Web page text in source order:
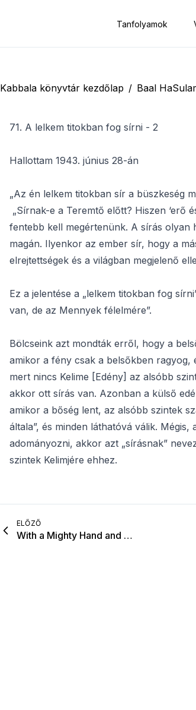
Tanfolyamok
Kabbala könyvtár kezdőlap / Baal
71. A lelkem titokban fog sírni - 2
Hallottam 1943. június 28-án
„Az én lelkem titokban sír a büszkeség
„Sírnak-e a Teremtő előtt? Hiszen ‘erő
fentebb kell megértenünk. A sírás olyan
magán. Ilyenkor az ember sír, hogy a
elrejtettségek és a világban megjelenő
Ez a jelentése a „lelkem titokban fog
van, de az Mennyek félelmére”.
Bölcseink azt mondták erről, hogy a
amikor a fény csak a belsőkben ragyog,
mert nincs Kelime [Edény] az alsóbb
akkor ott sírás van. Azonban a külső
amikor a bőség lent, az alsóbb szintek
általa”, és minden láthatóvá válik.
adományozni, akkor azt „sírásnak”
szintek Kelimjére ehhez.
ELŐZŐ
With a Mighty Hand and with Fury Poured Out